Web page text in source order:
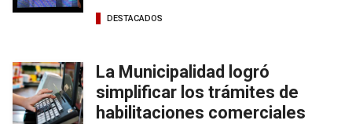
DESTACADOS
La Municipalidad logró
simplificar los trámites de
habilitaciones comerciales